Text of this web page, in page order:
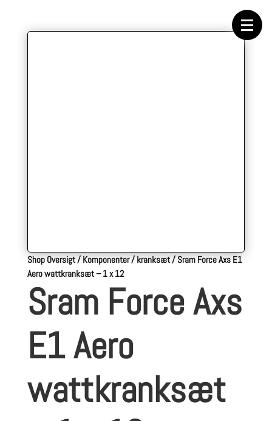
Shop Oversigt/Komponenter/kranksæt/Sram Force Axs E1
Aero wattkranksæt – 1 x 12
Sram Force Axs
E1 Aero
wattkranksæt